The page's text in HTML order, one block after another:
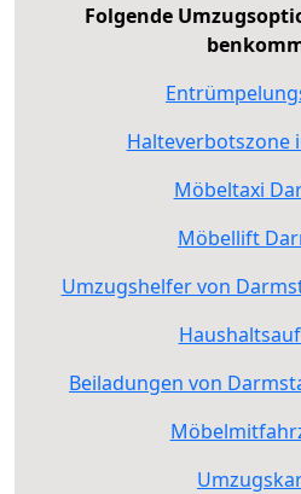
Folgende
Halteverbotszone
Möbeltaxi
Möbellift
Umzugshelfer von
Beiladungen von